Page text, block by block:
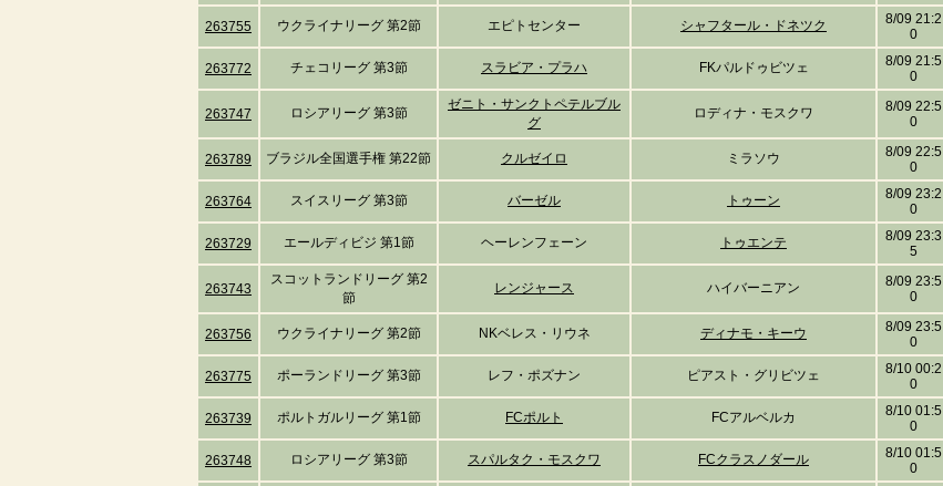
263755 ウクライナリーグ 第2節 エピトセンター シャフタール・ドネツク
8/09 21:2
0
263772 チェコリーグ 第3節 スラビア・プラハ FKパルドゥビツェ
8/09 21:5
0
263747 ロシアリーグ 第3節
ゼニト・サンクトペテルブル
グ
ロディナ・モスクワ
8/09 22:5
0
263789 ブラジル全国選手権 第22節 クルゼイロ ミラソウ
8/09 22:5
0
263764 スイスリーグ 第3節 バーゼル トゥーン
8/09 23:2
0
263729 エールディビジ 第1節 ヘーレンフェーン トゥエンテ
8/09 23:3
5
263743
スコットランドリーグ 第2
節
レンジャース ハイバーニアン
8/09 23:5
0
263756 ウクライナリーグ 第2節 NKベレス・リウネ ディナモ・キーウ
8/09 23:5
0
263775 ポーランドリーグ 第3節 レフ・ポズナン ピアスト・グリビツェ
8/10 00:2
0
263739 ポルトガルリーグ 第1節 FCポルト FCアルベルカ
8/10 01:5
0
263748 ロシアリーグ 第3節 スパルタク・モスクワ FCクラスノダール
8/10 01:5
0